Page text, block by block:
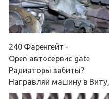
240 Фаренгейт -
Open автосервис gate
Радиаторы забиты?
Направляй машину в Виту,